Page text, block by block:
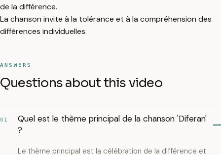
de la différence.
La chanson invite à la tolérance et à la compréhension des
différences individuelles.
ANSWERS
Questions about this video
01
Quel est le thème principal de la chanson 'Diferan'
?
Le thème principal est la célébration de la différence et